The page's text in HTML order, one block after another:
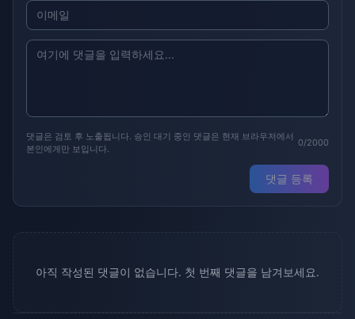
댓글은 검토 후 노출됩니다. 승인 대기 중인 댓글은 현재 브라우저에서
본인에게만 보입니다.
0/2000
댓글 등록
아직 작성된 댓글이 없습니다. 첫 번째 댓글을 남겨보세요.